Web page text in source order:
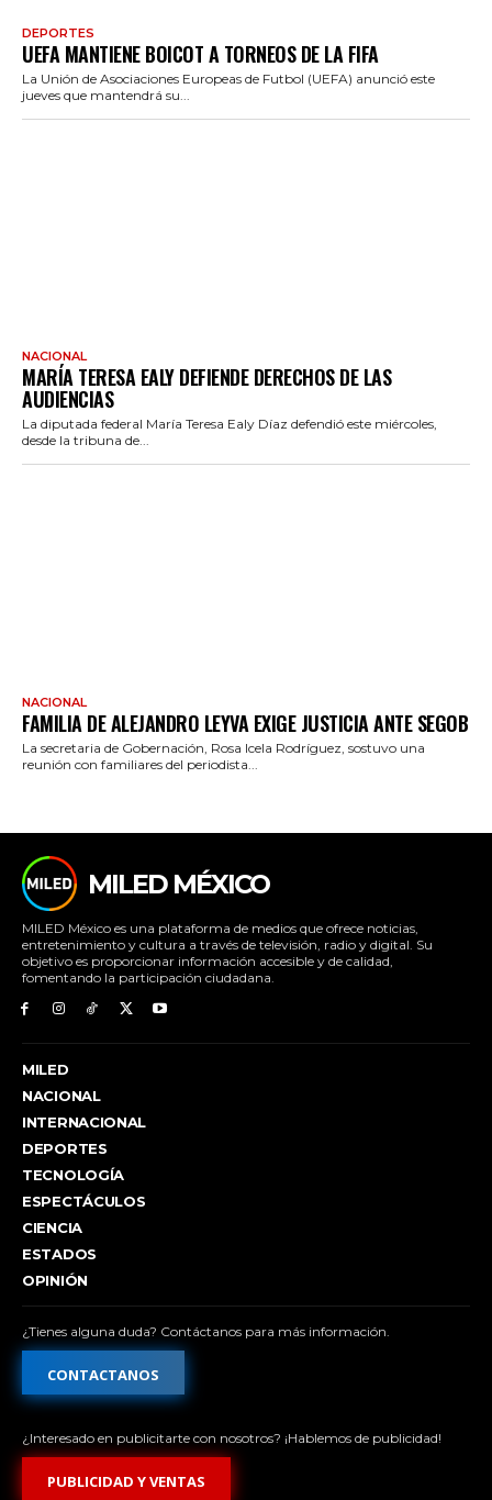
DEPORTES
UEFA MANTIENE BOICOT A TORNEOS DE LA FIFA
La Unión de Asociaciones Europeas de Futbol (UEFA) anunció este
jueves que mantendrá su...
NACIONAL
MARÍA TERESA EALY DEFIENDE DERECHOS DE LAS
AUDIENCIAS
La diputada federal María Teresa Ealy Díaz defendió este miércoles,
desde la tribuna de...
NACIONAL
FAMILIA DE ALEJANDRO LEYVA EXIGE JUSTICIA ANTE SEGOB
La secretaria de Gobernación, Rosa Icela Rodríguez, sostuvo una
reunión con familiares del periodista...
MILED MÉXICO
MILED México es una plataforma de medios que ofrece noticias,
entretenimiento y cultura a través de televisión, radio y digital. Su
objetivo es proporcionar información accesible y de calidad,
fomentando la participación ciudadana.
MILED
NACIONAL
INTERNACIONAL
DEPORTES
TECNOLOGÍA
ESPECTÁCULOS
CIENCIA
ESTADOS
OPINIÓN
¿Tienes alguna duda? Contáctanos para más información.
CONTACTANOS
¿Interesado en publicitarte con nosotros? ¡Hablemos de publicidad!
PUBLICIDAD Y VENTAS